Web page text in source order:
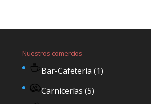
Nuestros comercios
Bar-Cafetería (1)
Carnicerías (5)